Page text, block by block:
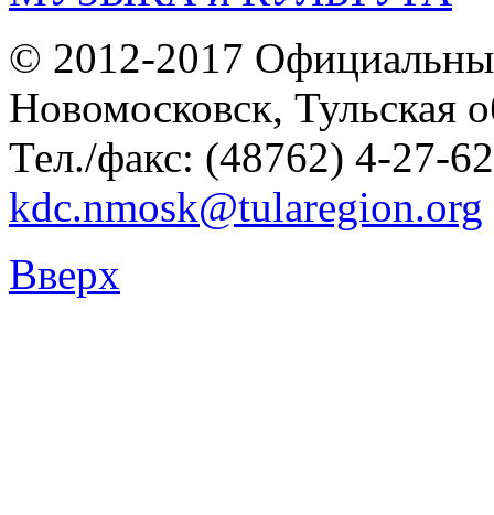
© 2012-2017
Новомосковск, Тульская
Тел./факс: (48762) 4-27-
kdc.nmosk@tularegion.org
Вверх